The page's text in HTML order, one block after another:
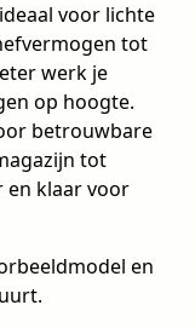
voor lichte
tot
werk je
op hoogte.
betrouwbare
tot
en klaar voor
en